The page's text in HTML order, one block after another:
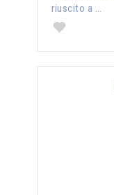
riuscito a …